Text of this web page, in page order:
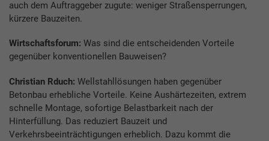
auch dem Auftraggeber zugute: weniger Straßensperrungen,
kürzere Bauzeiten.
Wirtschaftsforum: Was sind die entscheidenden Vorteile
gegenüber konventionellen Bauweisen?
Christian Rduch: Wellstahllösungen haben gegenüber
Betonbau erhebliche Vorteile. Keine Aushärtezeiten, extrem
schnelle Montage, sofortige Belastbarkeit nach der
Hinterfüllung. Das reduziert Bauzeit und
Verkehrsbeeinträchtigungen erheblich. Dazu kommt die